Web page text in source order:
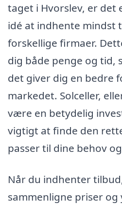
taget i Hvorslev, er det
idé at indhente mindst
forskellige firmaer.
dig både penge og tid,
det giver dig en bedre
markedet. Solceller,
være en betydelig
vigtigt at finde den
passer til dine behov
Når du indhenter
sammenligne priser og